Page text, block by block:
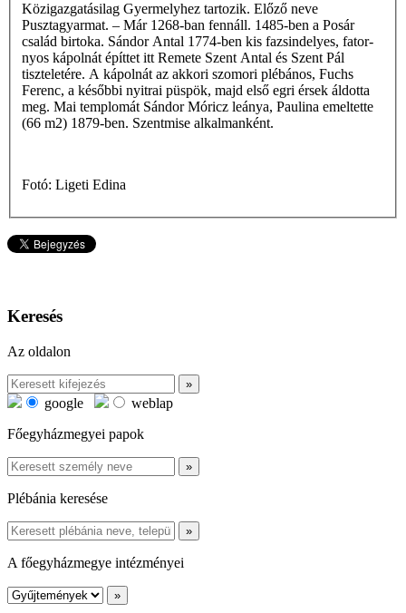
Közigazgatásilag Gyermelyhez tartozik. Előző neve
Pusztagyarmat. – Már 1268-ban fennáll. 1485-ben a Posár
család birtoka. Sándor Antal 1774-ben kis fazsindelyes, fator-
nyos kápolnát építtet itt Remete Szent Antal és Szent Pál
tiszteletére. A kápolnát az akkori szomori plébános, Fuchs
Ferenc, a későbbi nyitrai püspök, majd első egri érsek áldotta
meg. Mai templomát Sándor Móricz leánya, Paulina emeltette
(66 m2) 1879-ben. Szentmise alkalmanként.
Fotó: Ligeti Edina
Keresés
Az oldalon
google
weblap
Főegyházmegyei papok
Plébánia keresése
A főegyházmegye intézményei